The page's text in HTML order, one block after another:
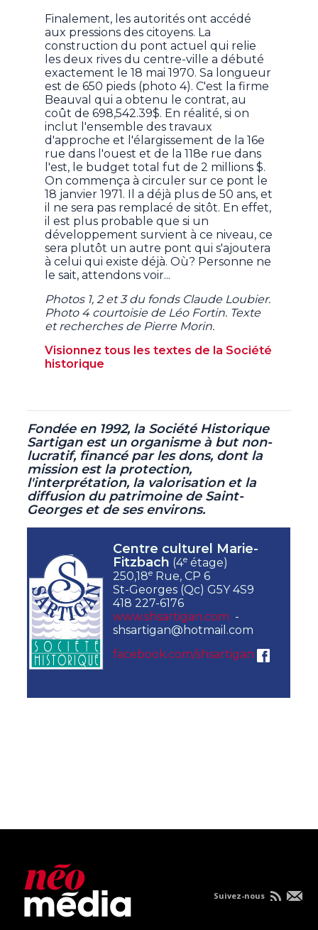
Finalement, les autorités ont accédé
aux pressions des citoyens. La
construction du pont actuel qui relie
les deux rives du centre-ville a débuté
exactement le 18 mai 1970. Sa longueur
est de 650 pieds (photo 4). C'est la firme
Beauval qui a obtenu le contrat, au
coût de 698,542.39$. En réalité, si on
inclut l'ensemble des travaux
d'approche et l'élargissement de la 16e
rue dans l'ouest et de la 118e rue dans
l'est, le budget total fut de 2 millions $.
On commença à circuler sur ce pont le
18 janvier 1971. Il a déjà plus de 50 ans, et
il ne sera pas remplacé de sitôt. En effet,
il est plus probable que si un
développement survient à ce niveau, ce
sera plutôt un autre pont qui s'ajoutera
à celui qui existe déjà. Où? Personne ne
le sait, attendons voir...
Photos 1, 2 et 3 du fonds Claude Loubier.
Photo 4 courtoisie de Léo Fortin. Texte
et recherches de Pierre Morin.
Visionnez tous les textes de la Société
historique
Fondée en 1992, la Société Historique
Sartigan est un organisme à but non-
lucratif, financé par les dons, dont la
mission est la protection,
l'interprétation, la valorisation et la
diffusion du patrimoine de Saint-
Georges et de ses environs.
Centre culturel Marie-
Fitzbach (4e étage)
250,18e Rue, CP 6
St-Georges (Qc) G5Y 4S9
418 227-6176
www.shsartigan.com -
shsartigan@hotmail.com
facebook.com/shsartigan
Suivez-nous